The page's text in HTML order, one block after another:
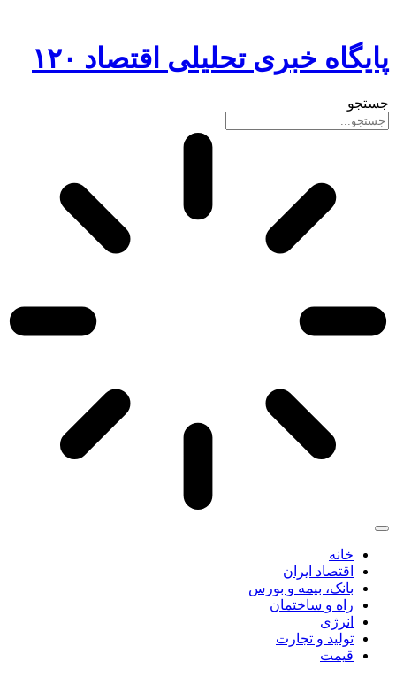
پایگاه خبری تحلیلی اقتصاد ۱۲۰
جستجو
خانه
اقتصاد ایران
بانک، بیمه و بورس
راه و ساختمان
انرژی
تولید و تجارت
قیمت